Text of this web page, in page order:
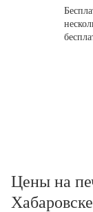
Цены на
Хабаровске